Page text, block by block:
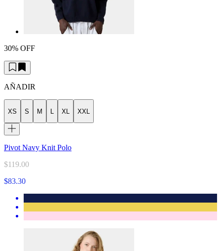
30% OFF
AÑADIR
XS S M XL XXL
Pivot Navy Knit Polo
$119.00
$83.30